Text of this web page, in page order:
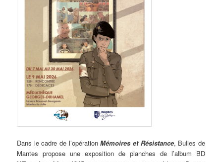
Dans le cadre de l’opérationMémoires et Résistance, Bulles de
Mantes propose une exposition de planches de l’album BD